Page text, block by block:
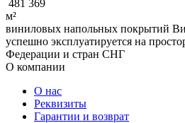
481 369
м²
виниловых напольных покрытий
успешно эксплуатируется на
Федерации и стран СНГ
О компании
О нас
Реквизиты
Гарантии и возврат